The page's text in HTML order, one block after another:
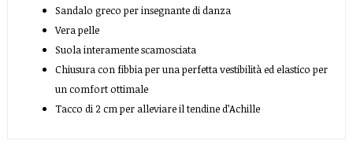
Sandalo greco per insegnante di danza
Vera pelle
Suola interamente scamosciata
Chiusura con fibbia per una perfetta vestibilità ed elastico per
un comfort ottimale
Tacco di 2 cm per alleviare il tendine d’Achille